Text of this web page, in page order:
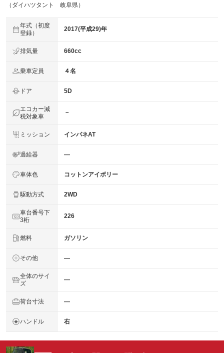
（ダイハツタント 岐阜県）
年式（初度
登録）
2017(平成29)年
排気量 660cc
乗車定員 ４名
ドア 5D
エコカー減
税対象車
－
ミッション インパネAT
過給器 ―
車体色 コットンアイボリー
駆動方式 2WD
車台番号下
3桁
226
燃料 ガソリン
その他 ―
全体のサイ
ズ
―
荷台寸法 ―
ハンドル 右